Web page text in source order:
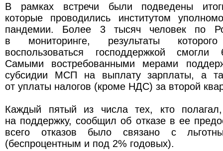
В рамках встречи были подведены
которые проводились институтом
пандемии. Более 3 тысяч человек по
в мониторинге, результаты
воспользоваться господдержкой
Самыми востребованными мерами
субсидии МСП на выплату зарплаты, а
от уплаты налогов (кроме НДС) за второй
Каждый пятый из числа тех, кто
на поддержку, сообщил об отказе в ее
всего отказов было связано с
(беспроцентным и под 2% годовых).